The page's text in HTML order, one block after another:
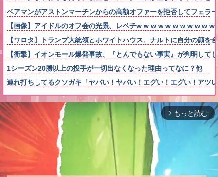
ベアマンがアストンマーチンからの高額オファーを拒否してフェラ
【画像】アイドルのオフ会の光景、レベチw w w w w w w w w w w
【ワロタ】トランプ大統領とホワイトハウス、ナルトに自分の顔
【衝撃】イオンモール爆発事故、『とんでもない事実』が判明して
1シーズン20勝以上の投手が一切出なくなった理由ってなに？他
連れ打ちしてるクソガキ「ヤバい！ヤバい！エグい！エグい！アツ
arrow_forward_ios もっと読む